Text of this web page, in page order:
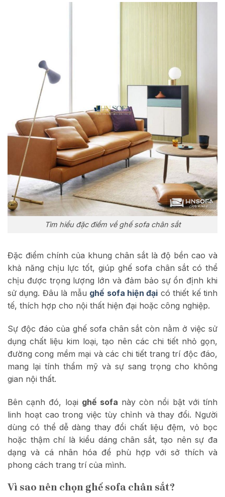
Tìm hiểu đặc điểm về ghế sofa chân sắt
Đặc điểm chính của khung chân sắt là độ bền cao và
khả năng chịu lực tốt, giúp ghế sofa chân sắt có thể
chịu được trọng lượng lớn và đảm bảo sự ổn định khi
sử dụng. Đâu là mẫu ghế sofa hiện đại có thiết kế tinh
tế, thích hợp cho nội thất hiện đại hoặc công nghiệp.
Sự độc đáo của ghế sofa chân sắt còn nằm ở việc sử
dụng chất liệu kim loại, tạo nên các chi tiết nhỏ gọn,
đường cong mềm mại và các chi tiết trang trí độc đáo,
mang lại tính thẩm mỹ và sự sang trọng cho không
gian nội thất.
Bên cạnh đó, loại ghế sofa này còn nổi bật với tính
linh hoạt cao trong việc tùy chỉnh và thay đổi. Người
dùng có thể dễ dàng thay đổi chất liệu đệm, vỏ bọc
hoặc thậm chí là kiểu dáng chân sắt, tạo nên sự đa
dạng và cá nhân hóa để phù hợp với sở thích và
phong cách trang trí của mình.
Vì sao nên chọn ghế sofa chân sắt?